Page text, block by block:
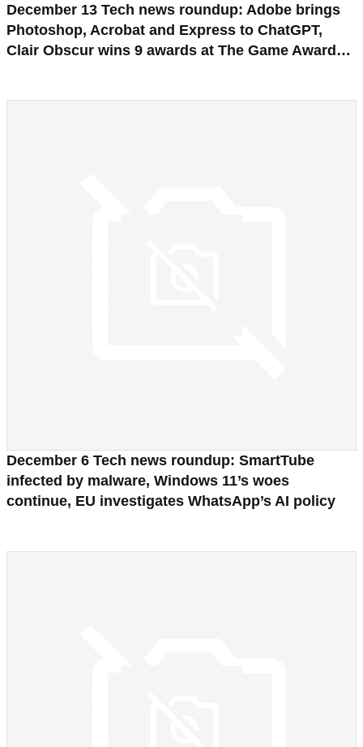
December 13 Tech news roundup: Adobe brings
Photoshop, Acrobat and Express to ChatGPT,
Clair Obscur wins 9 awards at The Game Awards,
December 6 Tech news roundup: SmartTube
infected by malware, Windows 11’s woes
continue, EU investigates WhatsApp’s AI policy